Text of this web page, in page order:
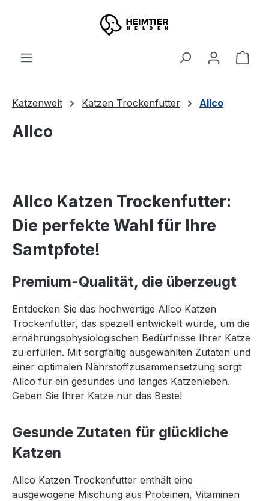
Zum Hauptinhalt springen
Katzenwelt Katzen Trockenfutter Allco
Allco
Allco Katzen Trockenfutter:
Die perfekte Wahl für Ihre
Samtpfote!
Premium-Qualität, die überzeugt
Entdecken Sie das hochwertige Allco Katzen
Trockenfutter, das speziell entwickelt wurde, um die
ernährungsphysiologischen Bedürfnisse Ihrer Katze
zu erfüllen. Mit sorgfältig ausgewählten Zutaten und
einer optimalen Nährstoffzusammensetzung sorgt
Allco für ein gesundes und langes Katzenleben.
Geben Sie Ihrer Katze nur das Beste!
Gesunde Zutaten für glückliche
Katzen
Allco Katzen Trockenfutter enthält eine
ausgewogene Mischung aus Proteinen, Vitaminen